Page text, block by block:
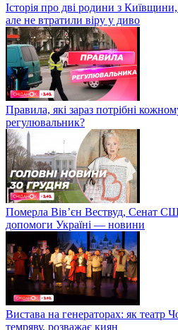
Історія про дві родини з
але не втратили віру у диво
Правила, які зараз потрібні
регулювальник?
Померла Вівʼєн Вествуд, Сенат
допомоги Україні — новини
Вистава на генераторах: як театр
темряву, розважає киян